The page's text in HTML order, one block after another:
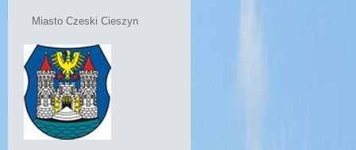
Miasto Czeski Cieszyn